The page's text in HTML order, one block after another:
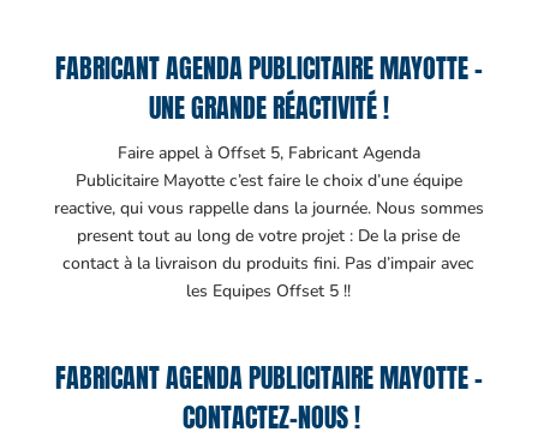
FABRICANT AGENDA PUBLICITAIRE MAYOTTE –
UNE GRANDE RÉACTIVITÉ !
Faire appel à Offset 5, Fabricant Agenda
Publicitaire Mayotte c’est faire le choix d’une équipe
reactive, qui vous rappelle dans la journée. Nous sommes
present tout au long de votre projet : De la prise de
contact à la livraison du produits fini. Pas d’impair avec
les Equipes Offset 5 !!
FABRICANT AGENDA PUBLICITAIRE MAYOTTE –
CONTACTEZ-NOUS !